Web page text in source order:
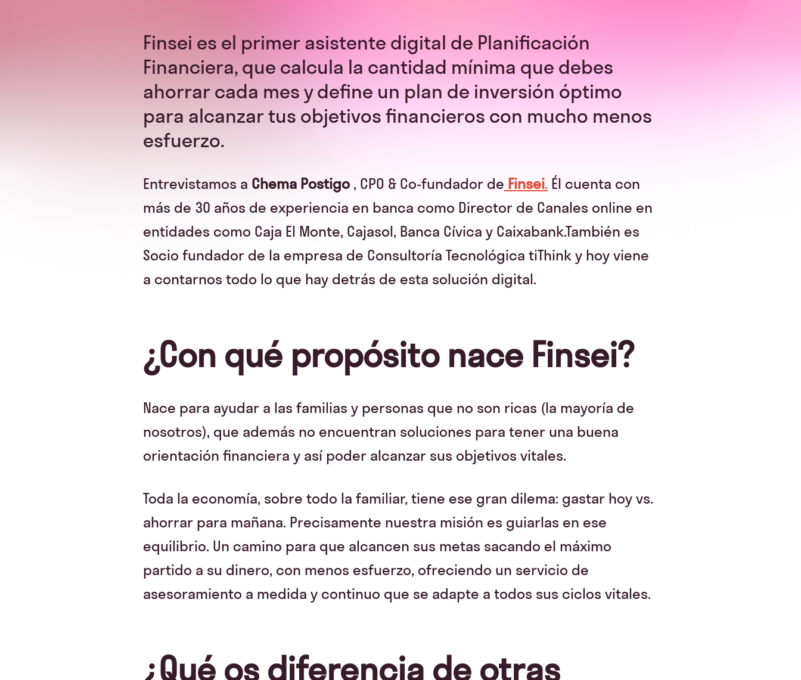
Finsei es el primer asistente digital de Planificación
Financiera, que calcula la cantidad mínima que debes
ahorrar cada mes y define un plan de inversión óptimo
para alcanzar tus objetivos financieros con mucho menos
esfuerzo.
Entrevistamos a Chema Postigo , CPO & Co-fundador de Finsei. Él cuenta con
más de 30 años de experiencia en banca como Director de Canales online en
entidades como Caja El Monte, Cajasol, Banca Cívica y Caixabank.También es
Socio fundador de la empresa de Consultoría Tecnológica tiThink y hoy viene
a contarnos todo lo que hay detrás de esta solución digital.
¿Con qué propósito nace Finsei?
Nace para ayudar a las familias y personas que no son ricas (la mayoría de
nosotros), que además no encuentran soluciones para tener una buena
orientación financiera y así poder alcanzar sus objetivos vitales.
Toda la economía, sobre todo la familiar, tiene ese gran dilema: gastar hoy vs.
ahorrar para mañana. Precisamente nuestra misión es guiarlas en ese
equilibrio. Un camino para que alcancen sus metas sacando el máximo
partido a su dinero, con menos esfuerzo, ofreciendo un servicio de
asesoramiento a medida y continuo que se adapte a todos sus ciclos vitales.
¿Qué os diferencia de otras